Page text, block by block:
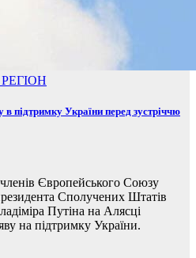
РЕГІОН
підтримку України перед зустріччю
Європейського Союзу
Сполучених Штатів
Путіна на Алясці
на підтримку України.